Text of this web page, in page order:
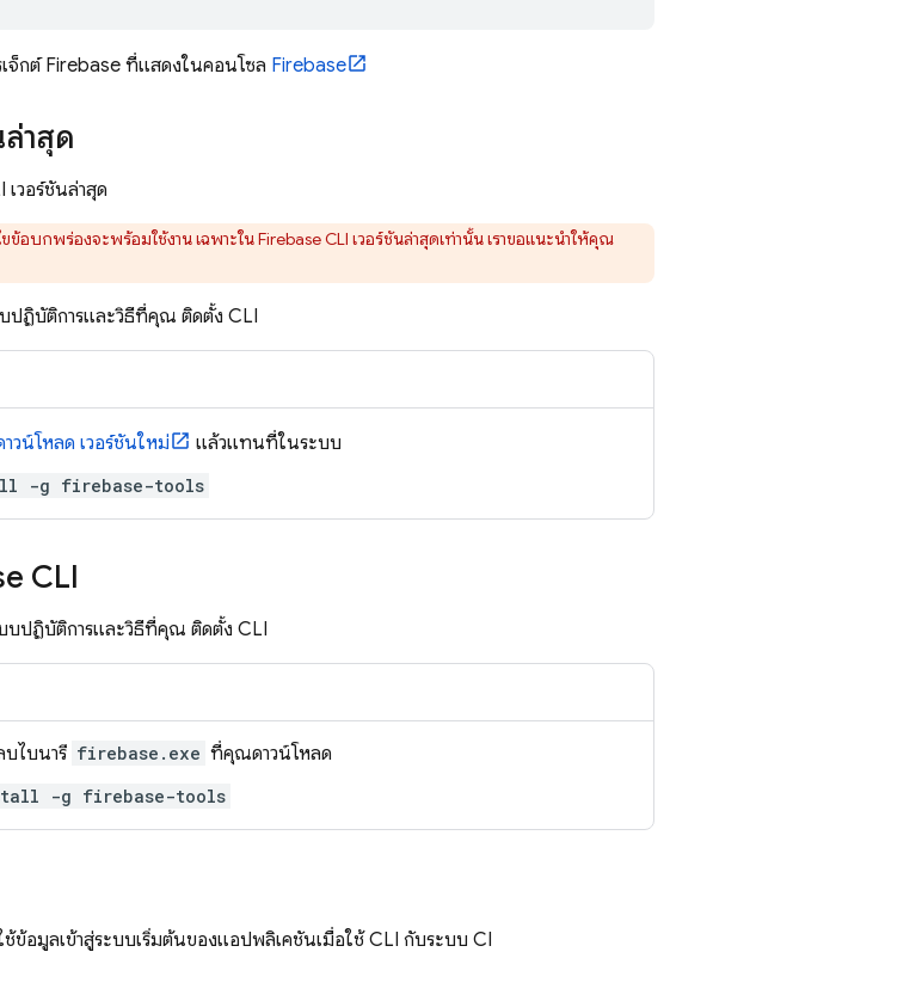
จ็กต์ Firebase ที่แสดงในคอนโซล Firebase
าสุด
เวอร์ชันล่าสุด
ข้อบกพร่องจะพร้อมใช้งาน เฉพาะในFirebaseCLI เวอร์ชันล่าสุดเท่านั้น เราขอแนะนำให้คุณ
ปฏิบัติการและวิธีที่คุณ ติดตั้ง CLI
าวน์โหลด เวอร์ชันใหม่
แล้วแทนที่ในระบบ
-g firebase-tools
CLI
บปฏิบัติการและวิธีที่คุณ ติดตั้ง CLI
บไบนารี firebase.exe ที่คุณดาวน์โหลด
-g firebase-tools
ข้อมูลเข้าสู่ระบบเริ่มต้นของแอปพลิเคชันเมื่อใช้ CLI กับระบบ CI